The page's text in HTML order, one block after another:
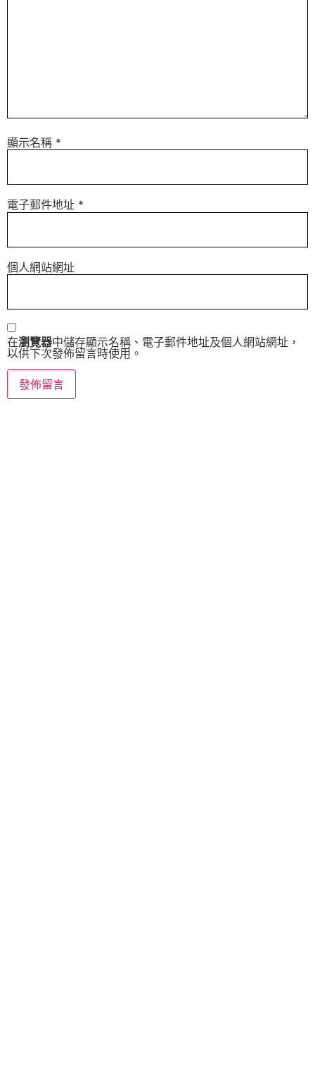
顯示名稱 *
電子郵件地址 *
個人網站網址
在瀏覽器中儲存顯示名稱、電子郵件地址及個人網站網址，
以供下次發佈留言時使用。